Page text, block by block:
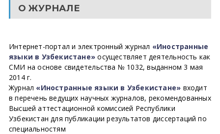
О ЖУРНАЛЕ
Интернет-портал и электронный журнал «Иностранные
языки в Узбекистане» осуществляет деятельность как
СМИ на основе свидетельства № 1032, выданном 3 мая
2014 г.
Журнал «Иностранные языки в Узбекистане» входит
в перечень ведущих научных журналов, рекомендованных
Высшей аттестационной комиссией Республики
Узбекистан для публикации результатов диссертаций по
специальностям